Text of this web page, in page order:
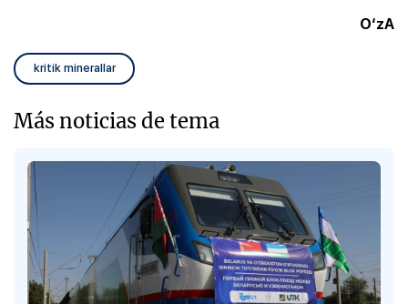
O‘zA
kritik minerallar
Más noticias de tema